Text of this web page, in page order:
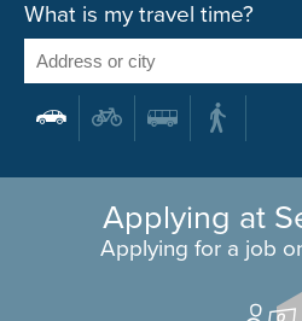
What is my travel time?
Applying at
Applying for a job